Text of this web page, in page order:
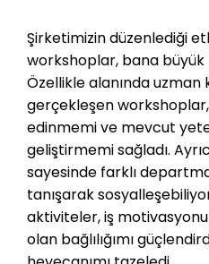
Şirketimizin düzenlediği
workshoplar, bana büyük
Özellikle alanında uzman
gerçekleşen
edinmemi ve mevcut
geliştirmemi sağladı.
sayesinde farklı
tanışarak
aktiviteler, iş
olan bağlılığımı